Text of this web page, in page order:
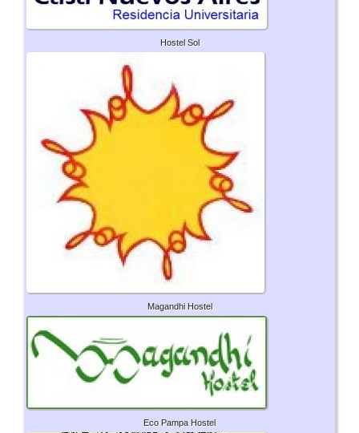
Hostel Sol
Magandhi Hostel
Eco Pampa Hostel